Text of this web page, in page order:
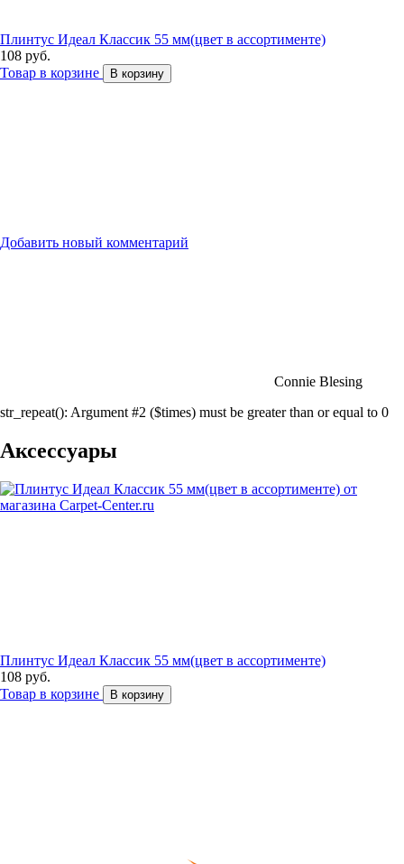
Плинтус Идеал Классик 55 мм(цвет в ассортименте)
108 руб.
Товар в корзине
В корзину
Добавить новый комментарий
Connie Blesing
str_repeat(): Argument #2 ($times) must be greater than or equal to 0
Аксессуары
Плинтус Идеал Классик 55 мм(цвет в ассортименте)
108 руб.
Товар в корзине
В корзину